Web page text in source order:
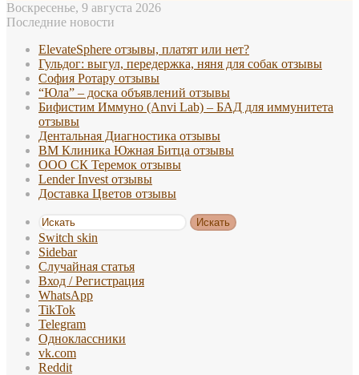
Воскресенье, 9 августа 2026
Последние новости
ElevateSphere отзывы, платят или нет?
Гульдог: выгул, передержка, няня для собак отзывы
София Ротару отзывы
“Юла” – доска объявлений отзывы
Бифистим Иммуно (Anvi Lab) – БАД для иммунитета
отзывы
Дентальная Диагностика отзывы
ВМ Клиника Южная Битца отзывы
ООО СК Теремок отзывы
Lender Invest отзывы
Доставка Цветов отзывы
Искать
Switch skin
Sidebar
Случайная статья
Вход / Регистрация
WhatsApp
TikTok
Telegram
Одноклассники
vk.com
Reddit